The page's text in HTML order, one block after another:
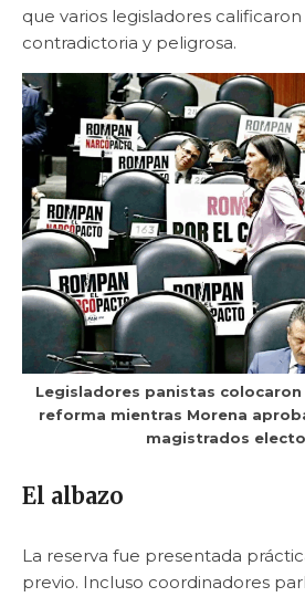
que varios legisladores
contradictoria y peligrosa.
Legisladores panistas
reforma mientras Morena
magistrados
El albazo
La reserva fue presentada
previo. Incluso coordinadores